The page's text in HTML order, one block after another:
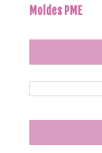
Moldes PME